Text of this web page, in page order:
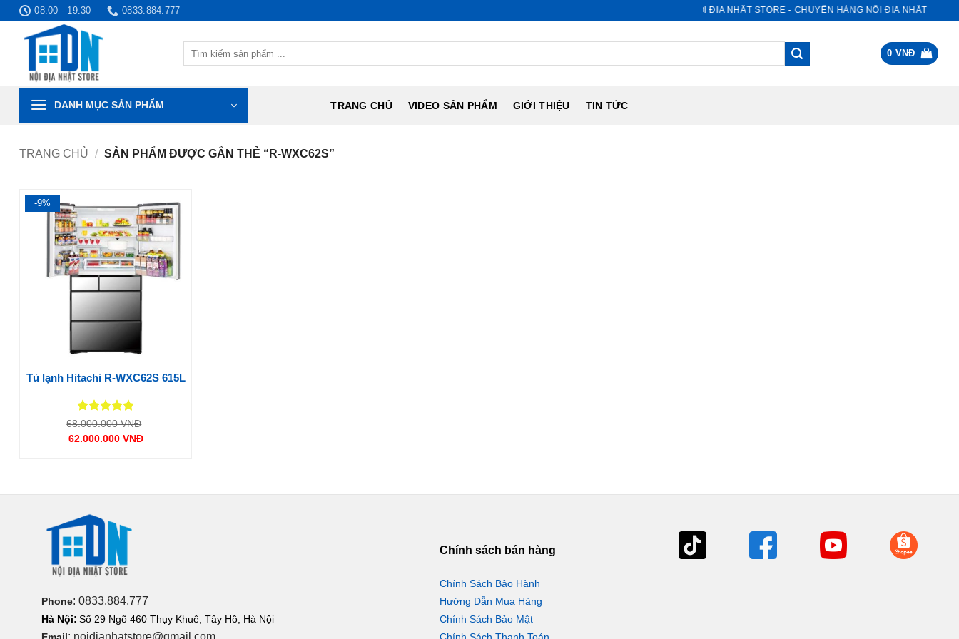
08:00 - 19:30 0833.884.777 NỘI ĐỊA NHẬT STORE - CHUYÊN HÀNG NỘI ĐỊA NHẬT
0 VNĐ
DANH MỤC SẢN PHẨM TRANG CHỦ VIDEO SẢN PHẨM GIỚI THIỆU TIN TỨC
TRANG CHỦ / SẢN PHẨM ĐƯỢC GẮN THẺ “R-WXC62S”
-9%
Tủ lạnh Hitachi R-WXC62S 615L
Được xếp
hạng55
sao
68.000.000VNĐ
62.000.000 VNĐ
Phone: 0833.884.777
Hà Nội: Số 29 Ngõ 460 Thụy Khuê, Tây Hồ, Hà Nội
: noidianhatstore@gmail.com
Chính sách bán hàng
Chính Sách Bảo Hành
Hướng Dẫn Mua Hàng
Chính Sách Bảo Mật